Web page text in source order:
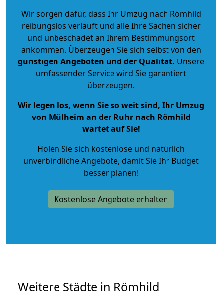
Wir sorgen dafür, dass Ihr Umzug nach Römhild
reibungslos verläuft und alle Ihre Sachen sicher
und unbeschadet an Ihrem Bestimmungsort
ankommen. Überzeugen Sie sich selbst von den
günstigen Angeboten und der Qualität. Unsere
umfassender Service wird Sie garantiert
überzeugen.
Wir legen los, wenn Sie so weit sind, Ihr Umzug
von Mülheim an der Ruhr nach Römhild
wartet auf Sie!
Holen Sie sich kostenlose und natürlich
unverbindliche Angebote, damit Sie Ihr Budget
besser planen!
Kostenlose Angebote erhalten
Weitere Städte in Römhild